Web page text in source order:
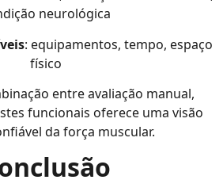
neurológica
: equipamentos, tempo, espaço
físico
entre avaliação manual,
funcionais oferece uma visão
da força muscular.